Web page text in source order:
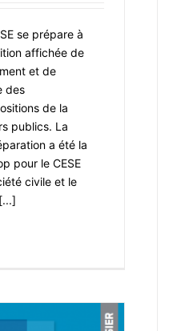
se prépare à
affichée de
et de
des
de la
publics. La
a été la
pour le CESE
civile et le